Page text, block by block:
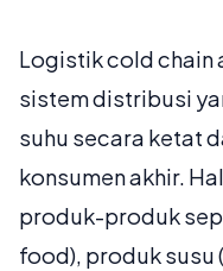
Logistik cold chain
sistem distribusi
suhu secara ketat
konsumen akhir.
produk-produk
food), produk susu